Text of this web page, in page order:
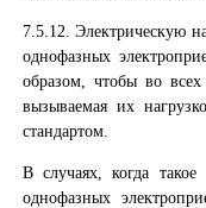
7.5.12. Электрическую
однофазных
образом, чтобы во
вызываемая их
стандартом.
В случаях, когда
однофазных